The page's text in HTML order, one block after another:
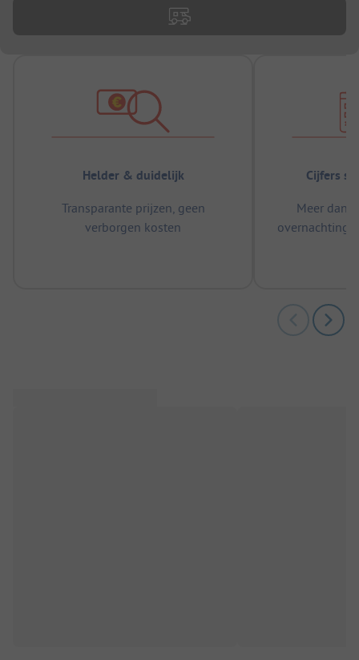
Helder & duidelijk
Transparante prijzen, geen
verborgen kosten
Cijfers
Meer dan